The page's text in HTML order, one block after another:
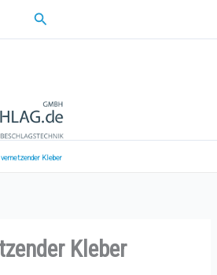
Suchen
Kleber
Kleber